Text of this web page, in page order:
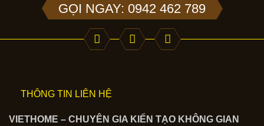
GỌI NGAY: 0942 462 789
THÔNG TIN LIÊN HỆ
VIETHOME – CHUYÊN GIA KIẾN TẠO KHÔNG GIAN